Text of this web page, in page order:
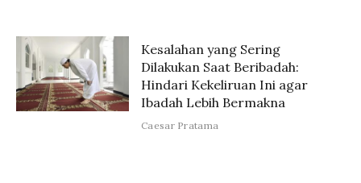
Kesalahan yang Sering
Dilakukan Saat Beribadah:
Hindari Kekeliruan Ini agar
Ibadah Lebih Bermakna
Caesar Pratama